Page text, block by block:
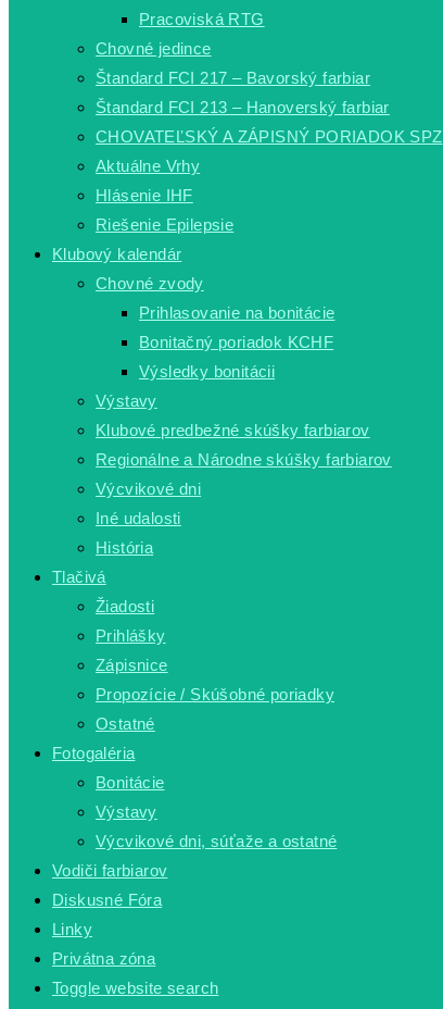
Pracoviská RTG
Chovné jedince
Štandard FCI 217 – Bavorský farbiar
Štandard FCI 213 – Hanoverský farbiar
CHOVATEĽSKÝ A ZÁPISNÝ PORIADOK SPZ
Aktuálne Vrhy
Hlásenie IHF
Riešenie Epilepsie
Klubový kalendár
Chovné zvody
Prihlasovanie na bonitácie
Bonitačný poriadok KCHF
Výsledky bonitácii
Výstavy
Klubové predbežné skúšky farbiarov
Regionálne a Národne skúšky farbiarov
Výcvikové dni
Iné udalosti
História
Tlačivá
Žiadosti
Prihlášky
Zápisnice
Propozície / Skúšobné poriadky
Ostatné
Fotogaléria
Bonitácie
Výstavy
Výcvikové dni, súťaže a ostatné
Vodiči farbiarov
Diskusné Fóra
Linky
Privátna zóna
Toggle website search